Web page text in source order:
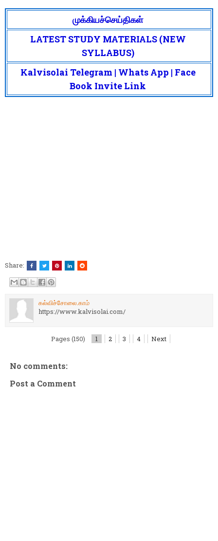
முக்கியச்செய்திகள்
LATEST STUDY MATERIALS (NEW
SYLLABUS)
Kalvisolai Telegram | Whats App | Face
Book Invite Link
Share:
கல்விச்சோலை.காம்
https://www.kalvisolai.com/
Pages (150) 1 2 3 4 Next
No comments:
Post a Comment